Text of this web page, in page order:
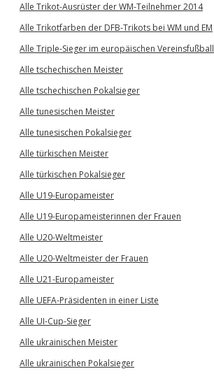
Alle Trikot-Ausrüster der WM-Teilnehmer 2014
Alle Trikotfarben der DFB-Trikots bei WM und EM
Alle Triple-Sieger im europäischen Vereinsfußball
Alle tschechischen Meister
Alle tschechischen Pokalsieger
Alle tunesischen Meister
Alle tunesischen Pokalsieger
Alle türkischen Meister
Alle türkischen Pokalsieger
Alle U19-Europameister
Alle U19-Europameisterinnen der Frauen
Alle U20-Weltmeister
Alle U20-Weltmeister der Frauen
Alle U21-Europameister
Alle UEFA-Präsidenten in einer Liste
Alle UI-Cup-Sieger
Alle ukrainischen Meister
Alle ukrainischen Pokalsieger